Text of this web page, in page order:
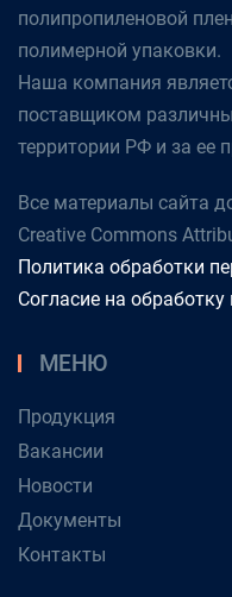
полипропиленовой
полимерной упаковки.
Наша компания
поставщиком
территории РФ и за ее
Все материалы сайта
Creative Commons
Политика обработки
Согласие на
МЕНЮ
Продукция
Вакансии
Новости
Документы
Контакты